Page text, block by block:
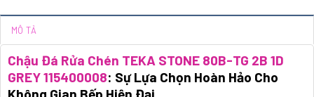
MÔ TẢ
Chậu Đá Rửa Chén TEKA STONE 80B-TG 2B 1D
GREY 115400008: Sự Lựa Chọn Hoàn Hảo Cho
Không Gian Bếp Hiện Đại